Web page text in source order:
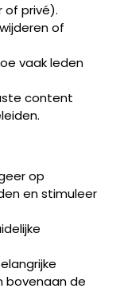
of privé).
of
vaak leden
content
op
en stimuleer
bovenaan de